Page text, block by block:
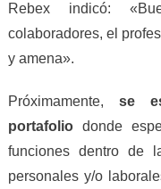
Rebex indicó:
colaboradores, el
y amena».
Próximamente, se
portafolio donde
funciones dentro de
personales y/o